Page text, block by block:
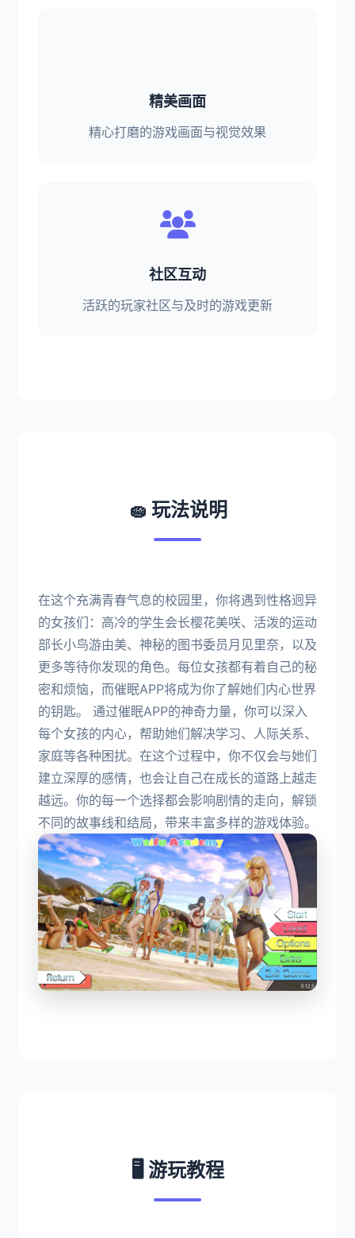
精美画面
精心打磨的游戏画面与视觉效果
社区互动
活跃的玩家社区与及时的游戏更新
🧽 玩法说明
在这个充满青春气息的校园里，你将遇到性格迥异
的女孩们：高冷的学生会长樱花美咲、活泼的运动
部长小鸟游由美、神秘的图书委员月见里奈，以及
更多等待你发现的角色。每位女孩都有着自己的秘
密和烦恼，而催眠APP将成为你了解她们内心世界
的钥匙。 通过催眠APP的神奇力量，你可以深入
每个女孩的内心，帮助她们解决学习、人际关系、
家庭等各种困扰。在这个过程中，你不仅会与她们
建立深厚的感情，也会让自己在成长的道路上越走
越远。你的每一个选择都会影响剧情的走向，解锁
不同的故事线和结局，带来丰富多样的游戏体验。
🖥️ 游玩教程